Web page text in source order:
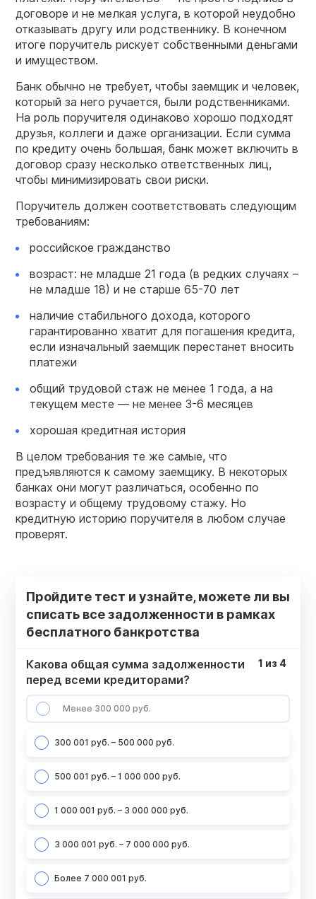
договоре и не мелкая услуга, в которой неудобно
отказывать другу или родственнику. В конечном
итоге поручитель рискует собственными деньгами
и имуществом.
Банк обычно не требует, чтобы заемщик и человек,
который за него ручается, были родственниками.
На роль поручителя одинаково хорошо подходят
друзья, коллеги и даже организации. Если сумма
по кредиту очень большая, банк может включить в
договор сразу несколько ответственных лиц,
чтобы минимизировать свои риски.
Поручитель должен соответствовать следующим
требованиям:
российское гражданство
возраст: не младше 21 года (в редких случаях –
не младше 18) и не старше 65-70 лет
наличие стабильного дохода, которого
гарантированно хватит для погашения кредита,
если изначальный заемщик перестанет вносить
платежи
общий трудовой стаж не менее 1 года, а на
текущем месте — не менее 3-6 месяцев
хорошая кредитная история
В целом требования те же самые, что
предъявляются к самому заемщику. В некоторых
банках они могут различаться, особенно по
возрасту и общему трудовому стажу. Но
кредитную историю поручителя в любом случае
проверят.
Пройдите тест и узнайте, можете ли вы
списать все задолженности в рамках
бесплатного банкротства
Какова общая сумма задолженности
перед всеми кредиторами?
Менее 300 000 руб.
300 001 руб. – 500 000 руб.
500 001 руб. – 1 000 000 руб.
1 000 001 руб. – 3 000 000 руб.
3 000 001 руб. – 7 000 000 руб.
Более 7 000 001 руб.
1 из 4